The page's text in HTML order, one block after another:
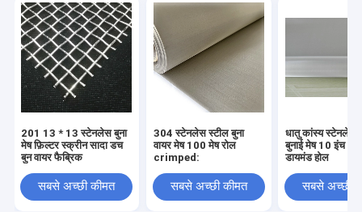
201 13 * 13 स्टेनलेस बुना
मेष फ़िल्टर स्क्रीन सादा डच
बुन वायर फैब्रिक
सबसे अच्छी कीमत
304 स्टेनलेस स्टील बुना
वायर मेष 100 मेष रोल
crimped:
सबसे अच्छी कीमत
धातु कांस्य स्टेनलेस
बुनाई मेष 10 इंच
डायमंड होल
सबसे अच्छी